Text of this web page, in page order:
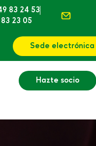
83 24 53
23 05
Sede electrónica
Hazte socio